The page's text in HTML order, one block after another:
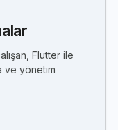
Flutter ile
ve yönetim